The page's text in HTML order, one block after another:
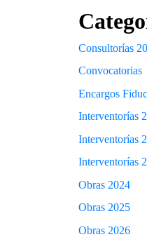
Consultorías
Convocatorias
Encargos
Interventorías
Interventorías
Interventorías
Obras 2024
Obras 2025
Obras 2026